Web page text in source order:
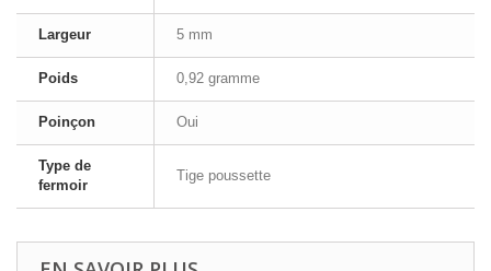
Largeur 5 mm
Poids 0,92 gramme
Poinçon Oui
Type de
fermoir
Tige poussette